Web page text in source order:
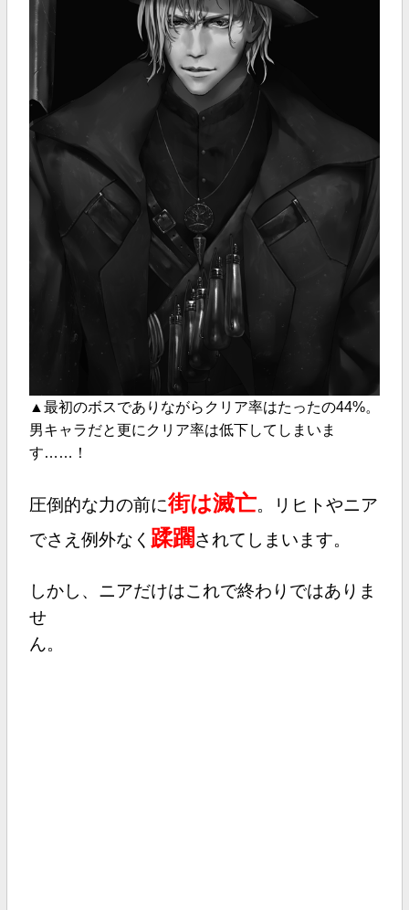
▲最初のボスでありながらクリア率はたったの44%。
男キャラだと更にクリア率は低下してしまいま
す……！
圧倒的な力の前に街は滅亡。リヒトやニア
でさえ例外なく 蹂躙されてしまいます。
しかし、ニアだけはこれで終わりではありま
せ
ん。